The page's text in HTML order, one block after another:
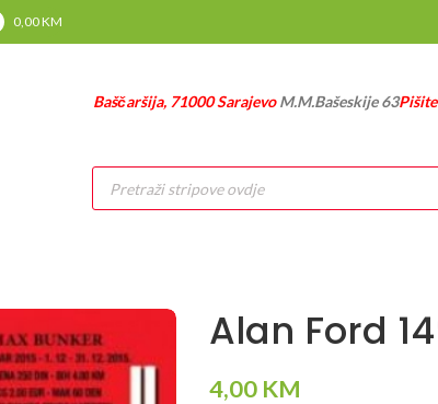
0,00KM
Baščaršija, 71000 SarajevoM.M.Bašeskije 63
Products
search
Alan Ford
4,00 KM